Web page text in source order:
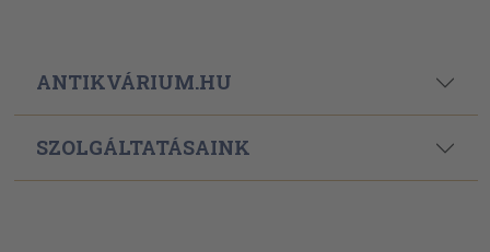
ANTIKVÁRIUM.HU
SZOLGÁLTATÁSAINK